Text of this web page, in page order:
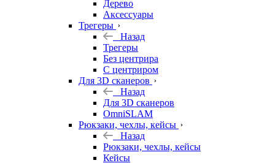
Дерево
Аксессуары
Трегеры
Назад
Трегеры
Без центрира
С центриром
Для 3D сканеров
Назад
Для 3D сканеров
OmniSLAM
Рюкзаки, чехлы, кейсы
Назад
Рюкзаки, чехлы, кейсы
Кейсы